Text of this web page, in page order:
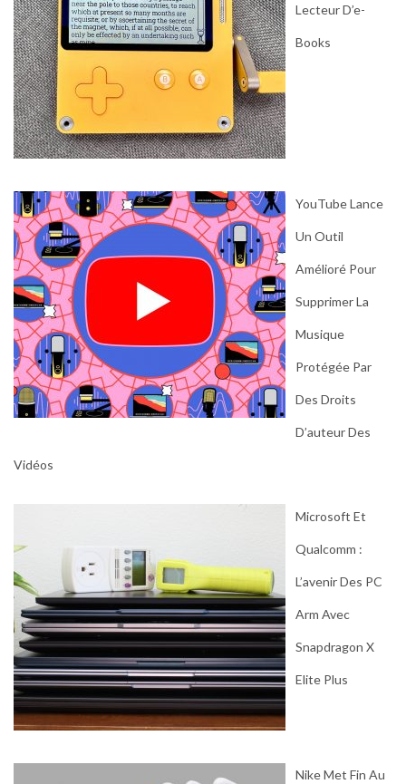
Lecteur D’e-
Books
YouTube Lance
Un Outil
Amélioré Pour
Supprimer La
Musique
Protégée Par
Des Droits
D’auteur Des
Vidéos
Microsoft Et
Qualcomm :
L’avenir Des PC
Arm Avec
Snapdragon X
Elite Plus
Nike Met Fin Au